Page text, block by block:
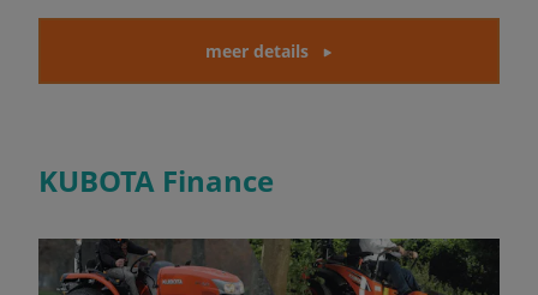
meer details
KUBOTA Finance